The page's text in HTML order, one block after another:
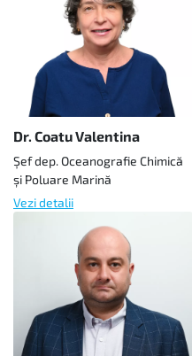
Dr. Coatu Valentina
Şef dep. Oceanografie Chimică
şi Poluare Marină
Vezi detalii